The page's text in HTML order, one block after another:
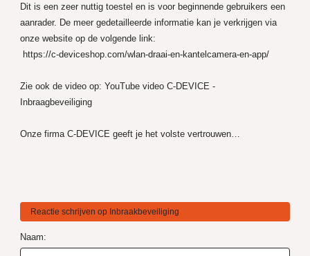
Dit is een zeer nuttig toestel en is voor beginnende gebruikers een
aanrader. De meer gedetailleerde informatie kan je verkrijgen via
onze website op de volgende link:
https://c-deviceshop.com/wlan-draai-en-kantelcamera-en-app/
Zie ook de video op:YouTube video C-DEVICE -
Inbraagbeveiliging
Onze firma C-DEVICE geeft je het volste vertrouwen…
Reactie schrijven op Inbraakbeveiliging
Naam: